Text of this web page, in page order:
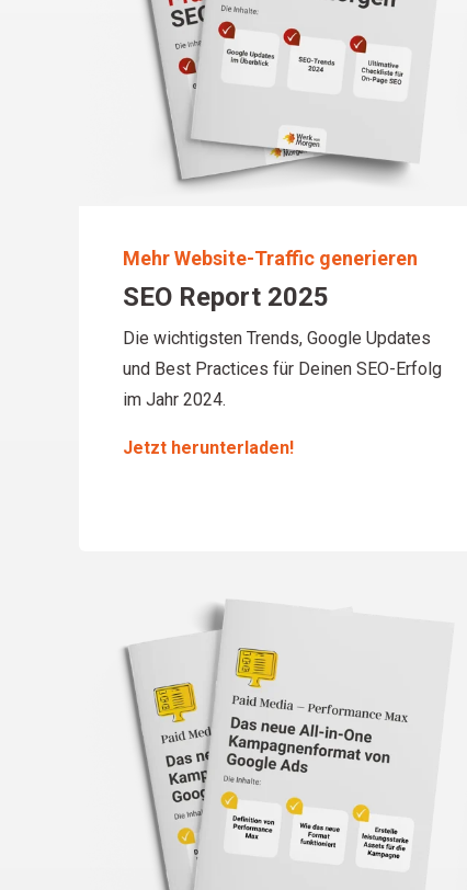
Mehr Website-Traffic generieren
SEO Report 2025
Die wichtigsten Trends, Google Updates
und Best Practices für Deinen SEO-Erfolg
im Jahr 2024.
Jetzt herunterladen!